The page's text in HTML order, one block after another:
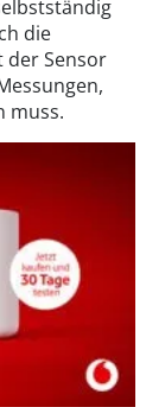
die
der Sensor
muss.